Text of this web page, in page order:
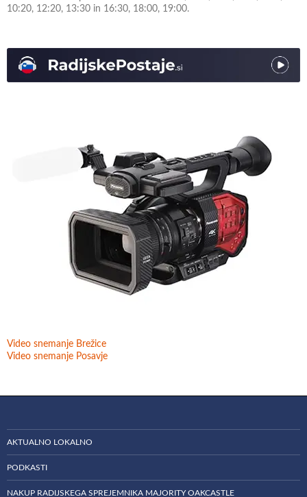
10:20, 12:20, 13:30 in 16:30, 18:00, 19:00.
Video snemanje Brežice
Video snemanje Posavje
AKTUALNO LOKALNO
PODKASTI
NAKUP RADIJSKEGA SPREJEMNIKA MAJORITY OAKCASTLE